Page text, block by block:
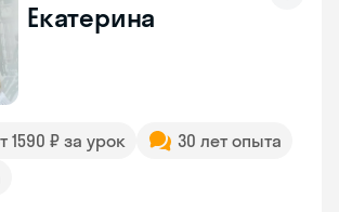
Екатерина
1590 ₽ за урок
30 лет опыта